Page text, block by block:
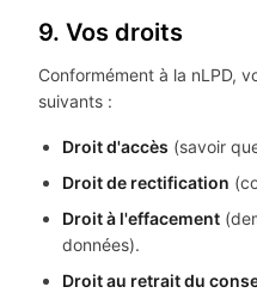
9. Vos droits
Conformément à la nLPD,
suivants :
Droit d'accès (savoir
Droit de rectification
Droit à l'effacement
données).
Droit au retrait du